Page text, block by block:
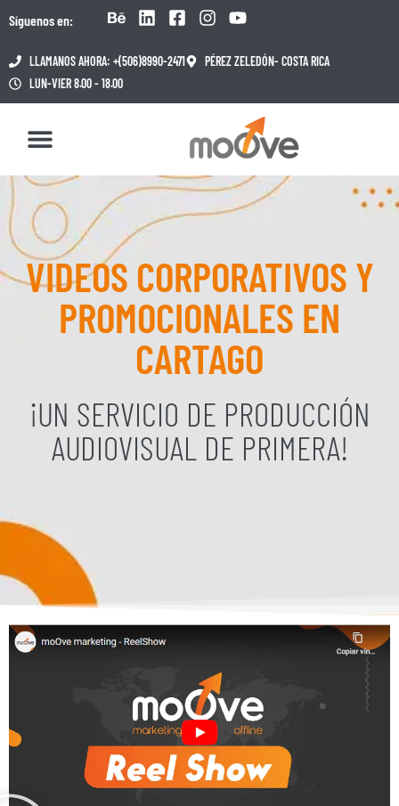
Síguenos en:
LLAMANOS AHORA: +(506)8990-2471
PÉREZ ZELEDÓN- COSTA RICA
LUN-VIER 8.00 - 18.00
VIDEOS CORPORATIVOS Y
PROMOCIONALES EN
CARTAGO
¡UN SERVICIO DE PRODUCCIÓN
AUDIOVISUAL DE PRIMERA!